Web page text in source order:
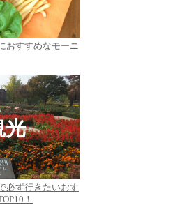
おすすめなモーニ
光
必ず行きたいおす
！